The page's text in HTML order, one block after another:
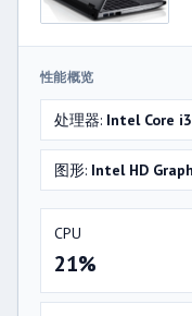
性能概览
处理器: Intel Core
图形: Intel HD
CPU
21%